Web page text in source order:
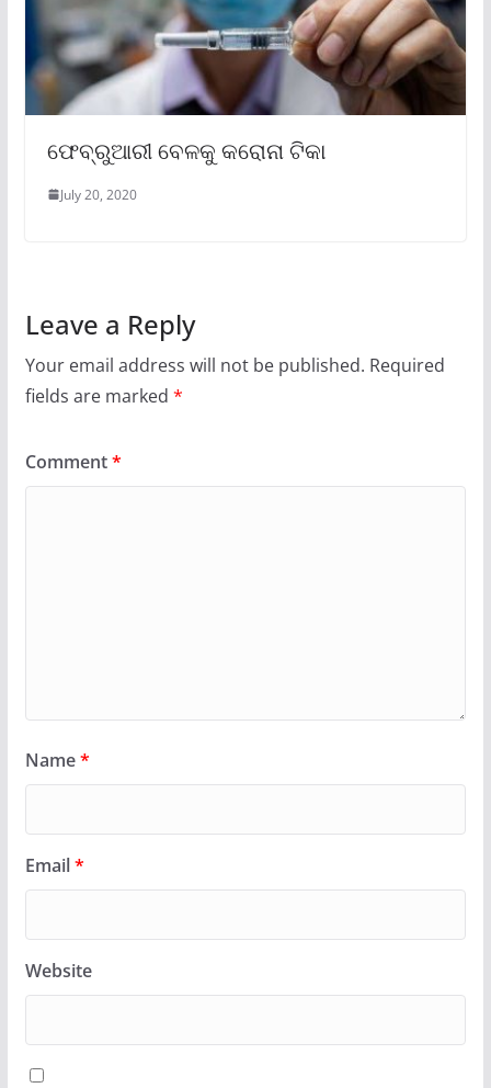
ଫେବ୍ରୁଆରୀ ବେଳକୁ କରୋନା ଟିକା
July 20, 2020
Leave a Reply
Your email address will not be published. Required
fields are marked *
Comment*
Name*
Email*
Website